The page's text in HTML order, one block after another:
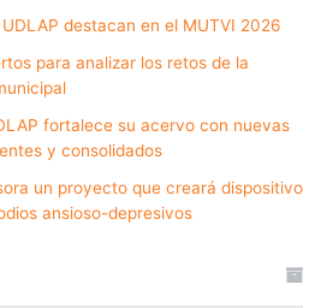
destacan en el MUTVI 2026
para analizar los retos de la
fortalece su acervo con nuevas
y consolidados
un proyecto que creará dispositivo
ansioso-depresivos